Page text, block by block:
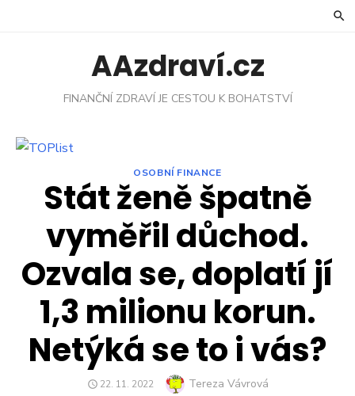
AAzdraví.cz
FINANČNÍ ZDRAVÍ JE CESTOU K BOHATSTVÍ
OSOBNÍ FINANCE
Stát ženě špatně
vyměřil důchod.
Ozvala se, doplatí jí
1,3 milionu korun.
Netýká se to i vás?
POSTED
22. 11. 2022 Author
Tereza Vávrová